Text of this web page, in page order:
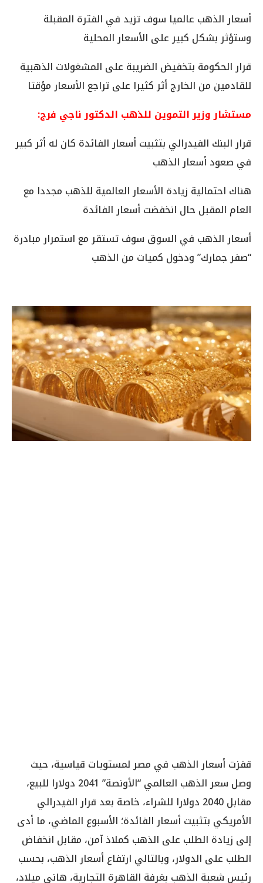
أسعار الذهب عالميا سوف تزيد في الفترة المقبلة
وستؤثر بشكل كبير على الأسعار المحلية
قرار الحكومة بتخفيض الضريبة على المشغولات الذهبية
للقادمين من الخارج أثر كثيرا على تراجع الأسعار مؤقتا
مستشار وزير التموين للذهب الدكتور ناجي فرج:
قرار البنك الفيدرالي بتثبيت أسعار الفائدة كان له أثر كبير
في صعود أسعار الذهب
هناك احتمالية زيادة الأسعار العالمية للذهب مجددا مع
العام المقبل حال انخفضت أسعار الفائدة
أسعار الذهب في السوق سوف تستقر مع استمرار مبادرة
“صفر جمارك” ودخول كميات من الذهب
قفزت أسعار الذهب في مصر لمستويات قياسية، حيث
وصل سعر الذهب العالمي “الأونصة” 2041 دولارا للبيع،
مقابل 2040 دولارا للشراء، خاصة بعد قرار الفيدرالي
الأمريكي بتثبيت أسعار الفائدة؛ الأسبوع الماضي، ما أدى
إلى زيادة الطلب على الذهب كملاذ آمن، مقابل انخفاض
الطلب على الدولار، وبالتالي ارتفاع أسعار الذهب، بحسب
رئيس شعبة الذهب بغرفة القاهرة التجارية، هاني ميلاد،